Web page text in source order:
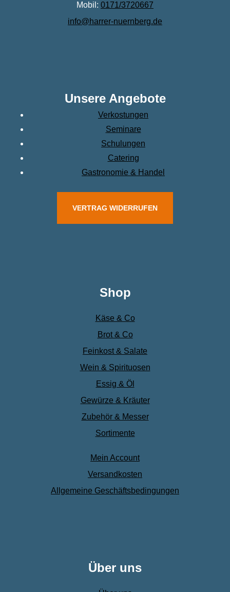
Mobil: 0171/3720667
info@harrer-nuernberg.de
Unsere Angebote
Verkostungen
Seminare
Schulungen
Catering
Gastronomie & Handel
VERTRAG WIDERRUFEN
Shop
Käse & Co
Brot & Co
Feinkost & Salate
Wein & Spirituosen
Essig & Öl
Gewürze & Kräuter
Zubehör & Messer
Sortimente
Mein Account
Versandkosten
Allgemeine Geschäftsbedingungen
Über uns